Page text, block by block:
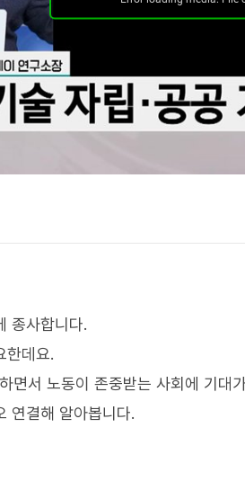
종사합니다.
한데요.
면서 노동이 존중받는 사회에 기대
연결해 알아봅니다.